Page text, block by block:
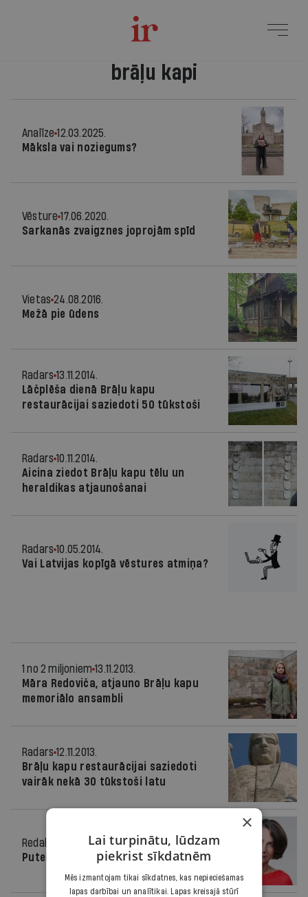
brāļu kapi
Analīze 12.03.2025.
Māksla vai noziegums?
Vēsture 17.06.2020.
Sarkanās zvaigznes joprojām spīd
Vietas 24.08.2016.
Mežā pie ūdens
Radars 13.11.2014.
Lāčplēša dienā Brāļu kapu
restaurācijai saziedoti 50 tūkstoši
Radars 10.11.2014.
Aicina ziedot Brāļu kapu tēlu un
heraldikas atjaunošanai
Radars 10.05.2014.
Vai Latvijas kopīgā vēstures atmiņa?
1 no 2 miljoniem 13.11.2013.
Māra Redoviča, atjauno Brāļu kapu
memoriālo ansambli
Radars 12.11.2013.
Brāļu kapu restaurācijai saziedoti
vairāk nekā 30 tūkstoši latu
Redaktores sleja 06.11.2013.
Putenis dvēselēs
×
Lai turpinātu, lūdzam
piekrist sīkdatnēm
Mēs izmantojam tikai sīkdatnes, kas nepieciešamas
lapas darbībai un analītikai. Lapas kreisajā stūrī